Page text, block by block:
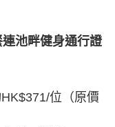
連池畔健身通行證
位（原價